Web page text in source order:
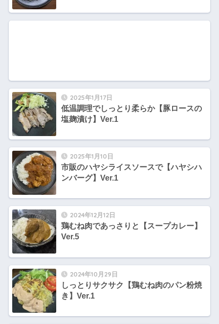
2025年1月17日
低温調理でしっとり柔らか【豚ロースの
塩麹漬け】Ver.1
2025年1月10日
市販のハヤシライスソースで【ハヤシハ
ンバーグ】Ver.1
2024年12月12日
鶏むね肉であっさりと【スープカレー】
Ver.5
2024年10月29日
しっとりサクサク【鶏むね肉のパン粉焼
き】Ver.1